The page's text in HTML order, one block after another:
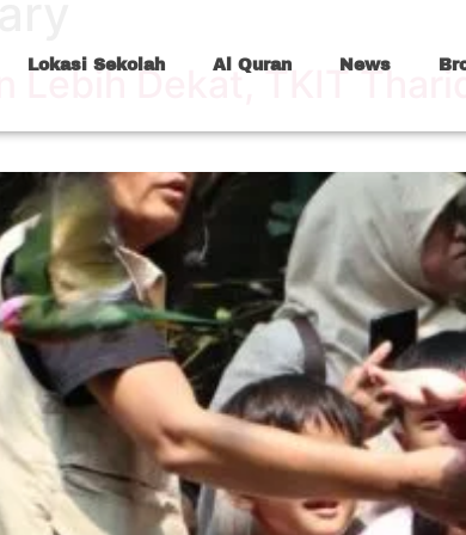
Lokasi Sekolah Al Quran News
Dekat, TKIT